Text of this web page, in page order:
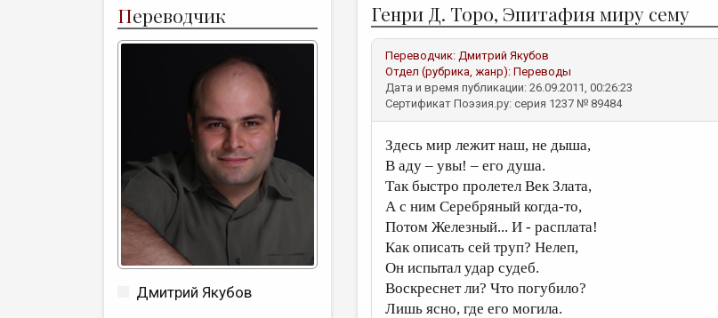
Переводчик
Дмитрий Якубов
Генри Д. Торо, Эпитафия миру сему
Переводчик: Дмитрий Якубов
Отдел (рубрика, жанр): Переводы
Дата и время публикации: 26.09.2011, 00:26:23
Сертификат Поэзия.ру: серия 1237 № 89484
Здесь мир лежит наш, не дыша,
В аду – увы! – его душа.
Так быстро пролетел Век Злата,
А с ним Серебряный когда-то,
Потом Железный... И - расплата!
Как описать сей труп? Нелеп,
Он испытал удар судеб.
Воскреснет ли? Что погубило?
Лишь ясно, где его могила.